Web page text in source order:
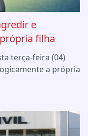
e
filha
terça-feira (04)
a própria